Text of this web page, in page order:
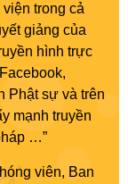
trong cả
giảng của
hình trực
Phật sự và trên
mạnh truyền
…”
viên, Ban